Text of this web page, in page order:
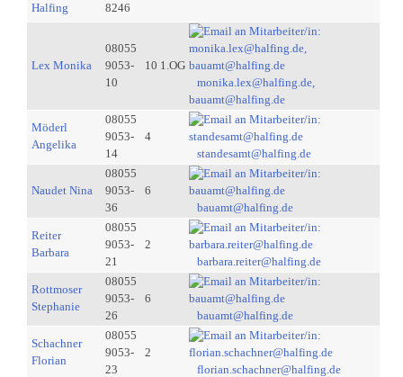
Halfing
8246
Lex Monika
08055
9053-
10
10 1.OG
monika.lex@halfing.de,
bauamt@halfing.de
Möderl
Angelika
08055
9053-
14
4
standesamt@halfing.de
Naudet Nina
08055
9053-
36
6
bauamt@halfing.de
Reiter
Barbara
08055
9053-
21
2
barbara.reiter@halfing.de
Rottmoser
Stephanie
08055
9053-
26
6
bauamt@halfing.de
Schachner
Florian
08055
9053-
23
2
florian.schachner@halfing.de